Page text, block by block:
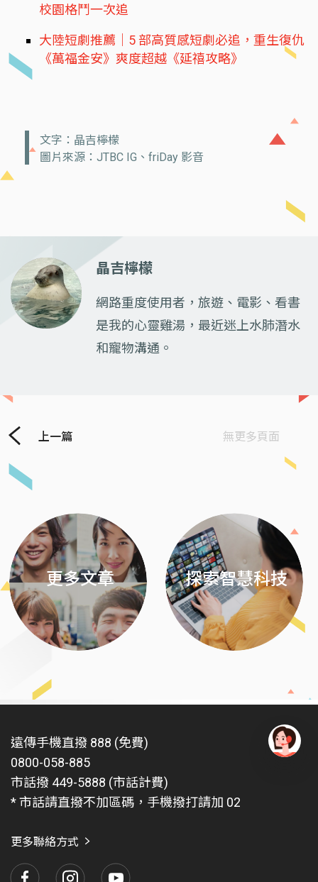
校園格鬥一次追
大陸短劇推薦｜5 部高質感短劇必追，重生復仇
《萬福金安》爽度超越《延禧攻略》
文字：晶吉檸檬
圖片來源：JTBC IG、friDay 影音
晶吉檸檬
網路重度使用者，旅遊、電影、看書
是我的心靈雞湯，最近迷上水肺潛水
和寵物溝通。
上一篇 無更多頁面
更多文章 探索智慧科技
遠傳手機直撥 888 (免費)
0800-058-885
市話撥 449-5888 (市話計費)
* 市話請直撥不加區碼，手機撥打請加 02
更多聯絡方式